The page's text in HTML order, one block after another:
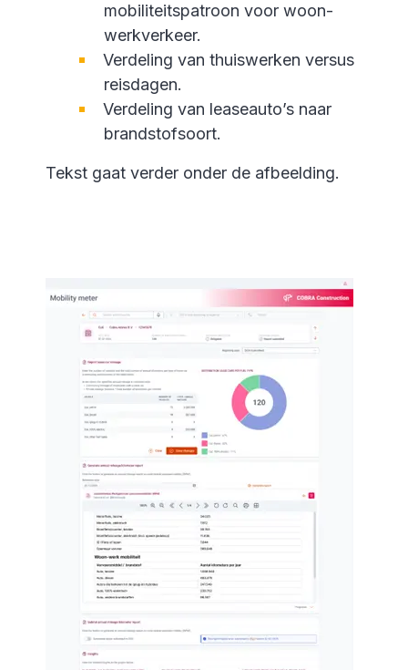
mobiliteitspatroon voor woon-
werkverkeer.
Verdeling van thuiswerken versus
reisdagen.
Verdeling van leaseauto’s naar
brandstofsoort.
Tekst gaat verder onder de afbeelding.